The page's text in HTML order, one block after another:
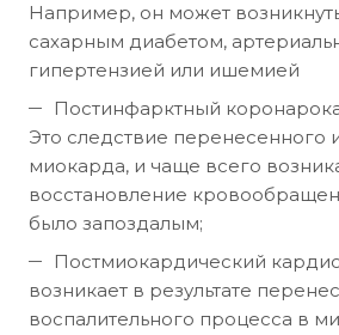
Например, он может
сахарным диабетом,
гипертензией или ишемией
Постинфарктный
Это следствие перенесенного
миокарда, и чаще всего
восстановление
было запоздалым;
Постмиокардический
возникает в результате
воспалительного процесса в